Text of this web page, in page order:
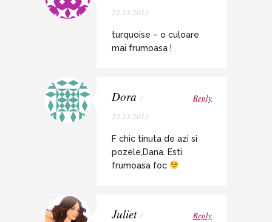
22.11.2011
turquoise – o culoare
mai frumoasa !
Dora /
22.11.2011
Reply
F chic tinuta de azi si
pozele,Dana. Esti
frumoasa foc
Juliet /
Reply